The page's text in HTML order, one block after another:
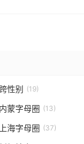
跨性别 (19)
内蒙字母圈 (13)
上海字母圈 (37)